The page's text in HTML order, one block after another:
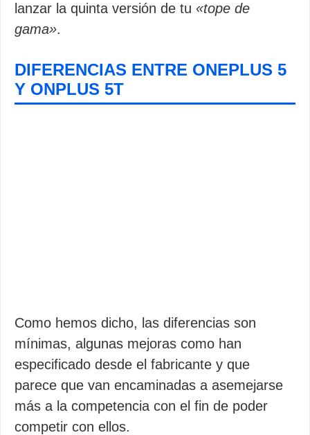
lanzar la quinta versión de tu «tope de
gama».
DIFERENCIAS ENTRE ONEPLUS 5
Y ONPLUS 5T
Como hemos dicho, las diferencias son
mínimas, algunas mejoras como han
especificado desde el fabricante y que
parece que van encaminadas a asemejarse
más a la competencia con el fin de poder
competir con ellos.